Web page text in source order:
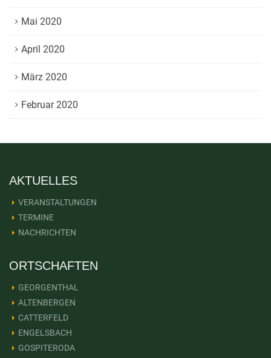
Mai 2020
April 2020
März 2020
Februar 2020
AKTUELLES
VERANSTALTUNGEN
TERMINE
NACHRICHTEN
ORTSCHAFTEN
GEORGENTHAL
ALTENBERGEN
CATTERFELD
ENGELSBACH
GOSPITERODA